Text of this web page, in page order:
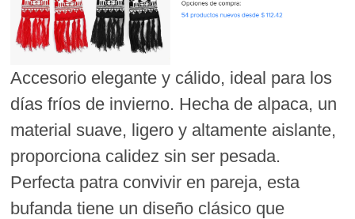
Accesorio elegante y cálido, ideal para los
días fríos de invierno. Hecha de alpaca, un
material suave, ligero y altamente aislante,
proporciona calidez sin ser pesada.
Perfecta patra convivir en pareja, esta
bufanda tiene un diseño clásico que